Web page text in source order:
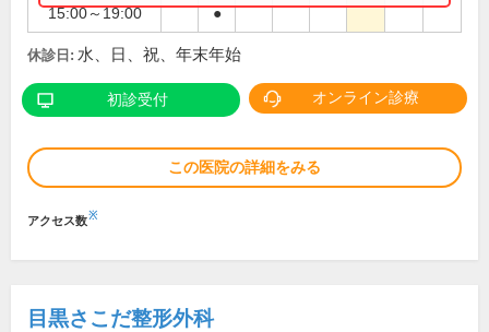
15:00～19:00 ●
休診日: 水、日、祝、年末年始
初診受付 オンライン診療
この医院の詳細をみる
アクセス数※
目黒さこだ整形外科